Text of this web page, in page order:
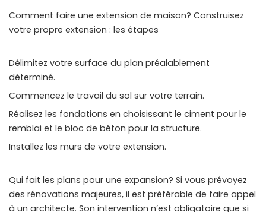
Comment faire une extension de maison? Construisez
votre propre extension : les étapes
Délimitez votre surface du plan préalablement
déterminé.
Commencez le travail du sol sur votre terrain.
Réalisez les fondations en choisissant le ciment pour le
remblai et le bloc de béton pour la structure.
Installez les murs de votre extension.
Qui fait les plans pour une expansion? Si vous prévoyez
des rénovations majeures, il est préférable de faire appel
à un architecte. Son intervention n’est obligatoire que si